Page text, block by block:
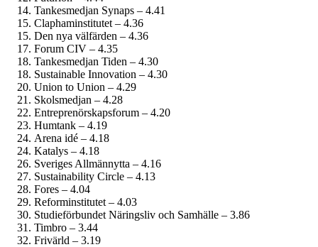
Tankesmedjan Synaps – 4.41
Clapham­institutet – 4.36
Den nya välfärden – 4.36
Forum CIV – 4.35
Tankesmedjan Tiden – 4.30
Sustainable Innovation – 4.30
Union to Union – 4.29
Skolsmedjan – 4.28
Entreprenörskaps­forum – 4.20
Humtank – 4.19
Arena idé – 4.18
Katalys – 4.18
Sveriges Allmännytta – 4.16
Sustainability Circle – 4.13
Fores – 4.04
Reform­institutet – 4.03
Studie­förbundet Näringsliv och Samhälle – 3.86
Timbro – 3.44
Frivärld – 3.19